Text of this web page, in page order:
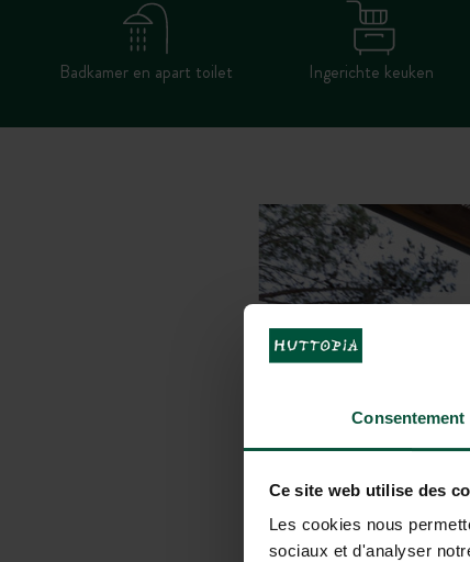
Consentement
Ce site web utilise des
Les cookies nous
sociaux et d'analyser
Badkamer en apart toilet Ingerichte keuken